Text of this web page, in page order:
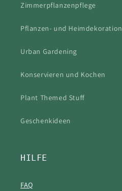
Zimmerpflanzenpflege
Pflanzen- und Heimdekoration
Urban Gardening
Konservieren und Kochen
Plant Themed Stuff
Geschenkideen
HILFE
FAQ